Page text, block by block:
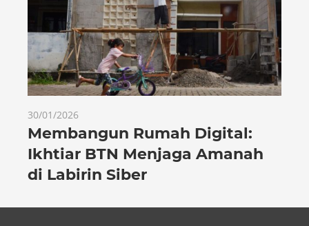
30/01/2026
Membangun Rumah Digital:
Ikhtiar BTN Menjaga Amanah
di Labirin Siber